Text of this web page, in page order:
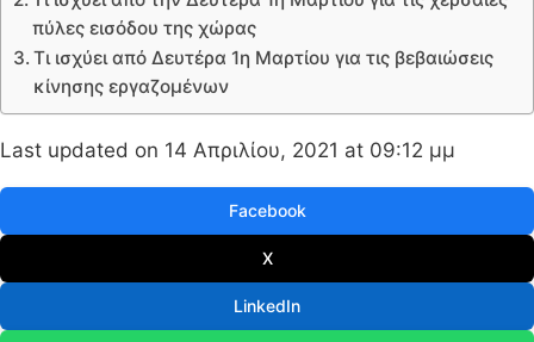
πύλες εισόδου της χώρας
Τι ισχύει από Δευτέρα 1η Μαρτίου για τις βεβαιώσεις
κίνησης εργαζομένων
Last updated on 14 Απριλίου, 2021 at 09:12 μμ
Facebook
X
LinkedIn